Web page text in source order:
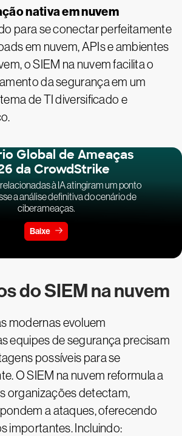
nativa em nuvem
para se conectar perfeitamente
em nuvem, APIs e ambientes
o SIEM na nuvem facilita o
da segurança em um
de TI diversificado e
Global de Ameaças
da CrowdStrike
à IA atingiram um ponto
a análise definitiva do cenário de
ciberameaças.
Baixe
do SIEM na nuvem
modernas evoluem
equipes de segurança precisam
possíveis para se
O SIEM na nuvem reformula a
organizações detectam,
a ataques, oferecendo
importantes. Incluindo: